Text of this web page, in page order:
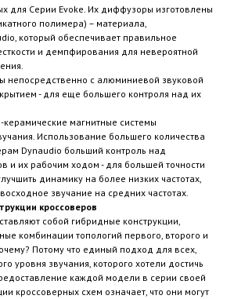
для Серии Evoke. Их диффузоры изготовлены
полимера) – материала,
который обеспечивает правильное
и демпфирования для невероятной
с алюминиевой звуковой
- для еще большего контроля над их
магнитные системы
Использование большего количества
Dynaudio больший контроль над
и их рабочим ходом - для большей точности
динамику на более низких частотах,
звучание на средних частотах.
кроссоверов
собой гибридные конструкции,
комбинации топологий первого, второго и
Потому что единый подход для всех,
уровня звучания, которого хотели достичь
каждой модели в серии своей
кроссоверных схем означает, что они могут